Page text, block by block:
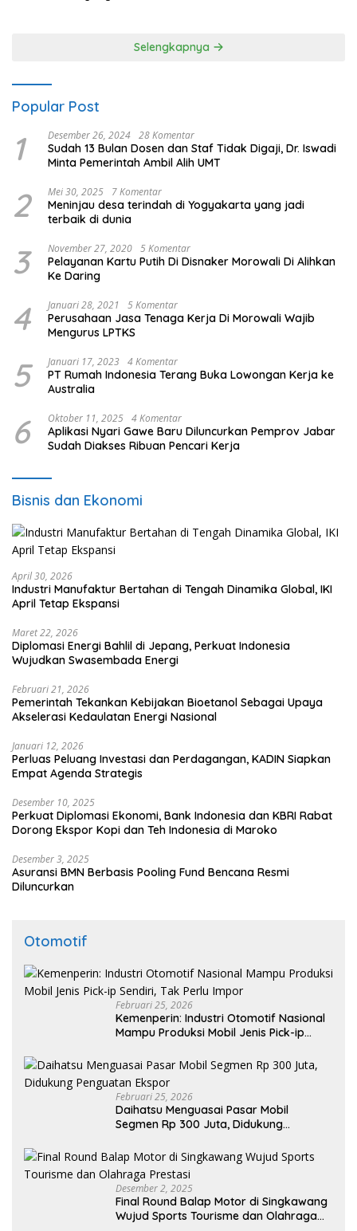
Selengkapnya
Popular Post
1 Desember 26, 2024 28 Komentar
Sudah 13 Bulan Dosen dan Staf Tidak Digaji, Dr. Iswadi
Minta Pemerintah Ambil Alih UMT
2 Mei 30, 2025 7 Komentar
Meninjau desa terindah di Yogyakarta yang jadi
terbaik di dunia
3 November 27, 2020 5 Komentar
Pelayanan Kartu Putih Di Disnaker Morowali Di Alihkan
Ke Daring
4 Januari 28, 2021 5 Komentar
Perusahaan Jasa Tenaga Kerja Di Morowali Wajib
Mengurus LPTKS
5 Januari 17, 2023 4 Komentar
PT Rumah Indonesia Terang Buka Lowongan Kerja ke
Australia
6 Oktober 11, 2025 4 Komentar
Aplikasi Nyari Gawe Baru Diluncurkan Pemprov Jabar
Sudah Diakses Ribuan Pencari Kerja
Bisnis dan Ekonomi
April 30, 2026
Industri Manufaktur Bertahan di Tengah Dinamika Global, IKI
April Tetap Ekspansi
Maret 22, 2026
Diplomasi Energi Bahlil di Jepang, Perkuat Indonesia
Wujudkan Swasembada Energi
Februari 21, 2026
Pemerintah Tekankan Kebijakan Bioetanol Sebagai Upaya
Akselerasi Kedaulatan Energi Nasional
Januari 12, 2026
Perluas Peluang Investasi dan Perdagangan, KADIN Siapkan
Empat Agenda Strategis
Desember 10, 2025
Perkuat Diplomasi Ekonomi, Bank Indonesia dan KBRI Rabat
Dorong Ekspor Kopi dan Teh Indonesia di Maroko
Desember 3, 2025
Asuransi BMN Berbasis Pooling Fund Bencana Resmi
Diluncurkan
Otomotif
Februari 25, 2026
Kemenperin: Industri Otomotif Nasional
Mampu Produksi Mobil Jenis Pick-ip
Februari 25, 2026
Daihatsu Menguasai Pasar Mobil
Segmen Rp 300 Juta, Didukung
Desember 2, 2025
Final Round Balap Motor di Singkawang
Wujud Sports Tourisme dan Olahraga